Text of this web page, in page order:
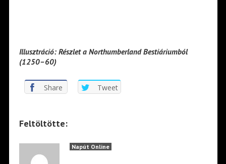
Illusztráció: Részlet a Northumberland Bestiáriumból
(1250–60)
Share Tweet
Feltöltötte:
Napút Online